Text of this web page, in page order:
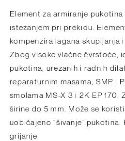
Element za armiranje
istezanjem pri prekidu.
kompenzira lagana skupljanja
Zbog visoke vlačne čvrstoće,
pukotina, urezanih i radnih
reparaturnim masama, SMP i
smolama MS-X 3 i 2K EP 170.
širine do 5 mm. Može se
uobičajeno “šivanje”
grijanje.